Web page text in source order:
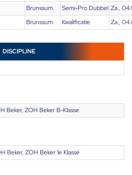
Brunssum Semi-Pro Dubbel Za.,
Brunssum Kwalificatie Za.,
DISCIPLINE
Beker, ZOH Beker B-Klasse
Beker, ZOH Beker 1e Klasse